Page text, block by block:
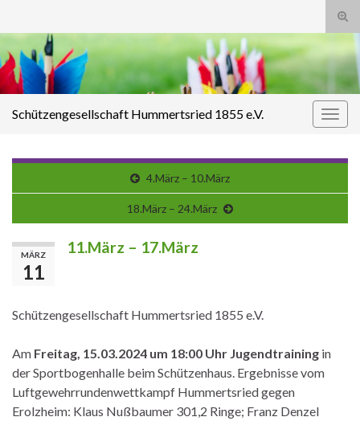
Search for:
Schützengesellschaft Hummertsried 1855 e.V.
4.März – 10.März
18.März – 24.März
MÄRZ
11
11.März – 17.März
Schützengesellschaft Hummertsried 1855 e.V.
Am Freitag, 15.03.2024 um 18:00 Uhr Jugendtraining in
der Sportbogenhalle beim Schützenhaus. Ergebnisse vom
Luftgewehrrundenwettkampf Hummertsried gegen
Erolzheim: Klaus Nußbaumer 301,2 Ringe; Franz Denzel